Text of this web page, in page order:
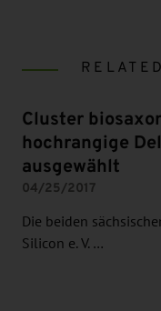
Cluster
hochrangige
ausgewählt
04/25/2017
Die beiden
Silicon e. V. …